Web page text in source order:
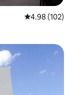
平均评分 4.98
4.98 (102)